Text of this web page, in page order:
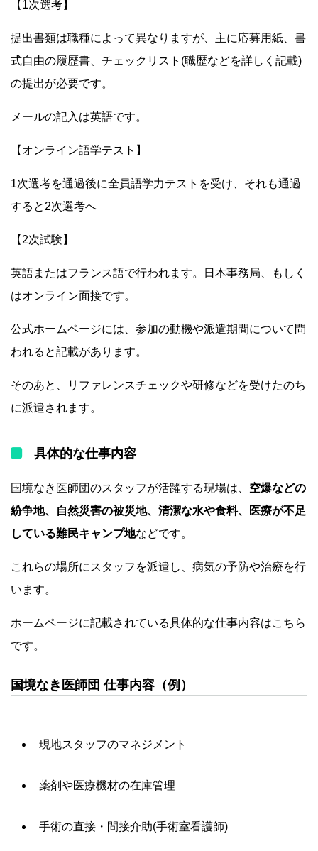
【1次選考】
提出書類は職種によって異なりますが、主に応募用紙、書
式自由の履歴書、チェックリスト(職歴などを詳しく記載)
の提出が必要です。
メールの記入は英語です。
【オンライン語学テスト】
1次選考を通過後に全員語学力テストを受け、それも通過
すると2次選考へ
【2次試験】
英語またはフランス語で行われます。日本事務局、もしく
はオンライン面接です。
公式ホームページには、参加の動機や派遣期間について問
われると記載があります。
そのあと、リファレンスチェックや研修などを受けたのち
に派遣されます。
具体的な仕事内容
国境なき医師団のスタッフが活躍する現場は、 空爆などの
紛争地、自然災害の被災地、清潔な水や食料、医療が不足
している難民キャンプ地などです。
これらの場所にスタッフを派遣し、病気の予防や治療を行
います。
ホームページに記載されている具体的な仕事内容はこちら
です。
国境なき医師団 仕事内容（例）
現地スタッフのマネジメント
薬剤や医療機材の在庫管理
手術の直接・間接介助(手術室看護師)